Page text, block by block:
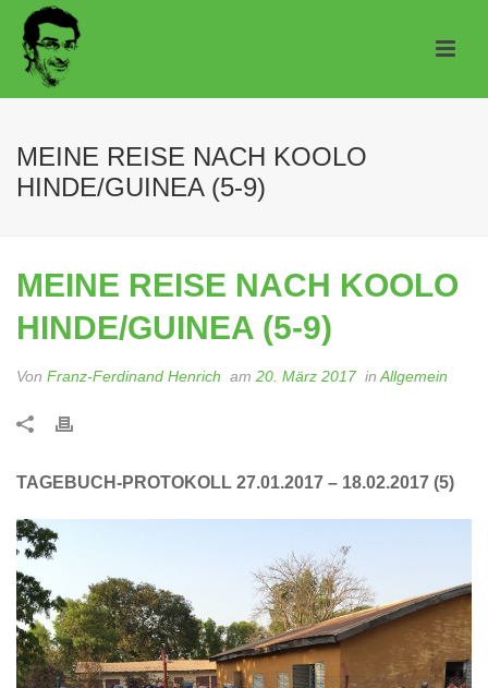
MEINE REISE NACH KOOLO
HINDE/GUINEA (5-9)
MEINE REISE NACH KOOLO
HINDE/GUINEA (5-9)
Von Franz-Ferdinand Henrich am 20. März 2017 in Allgemein
TAGEBUCH-PROTOKOLL 27.01.2017 – 18.02.2017 (5)